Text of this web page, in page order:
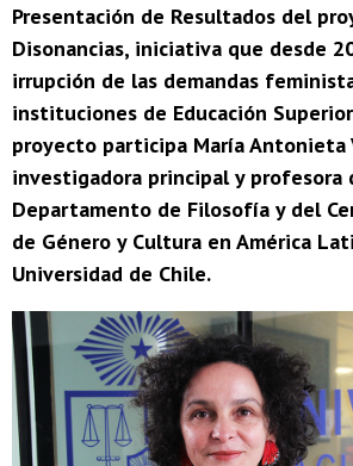
Presentación de Resultados del
Disonancias, iniciativa que desde
irrupción de las demandas
instituciones de Educación
proyecto participa María Antonieta
investigadora principal y profesora
Departamento de Filosofía y del
de Género y Cultura en América
Universidad de Chile.